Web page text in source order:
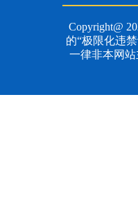
Copyright@
的“极限化违
一律非本网